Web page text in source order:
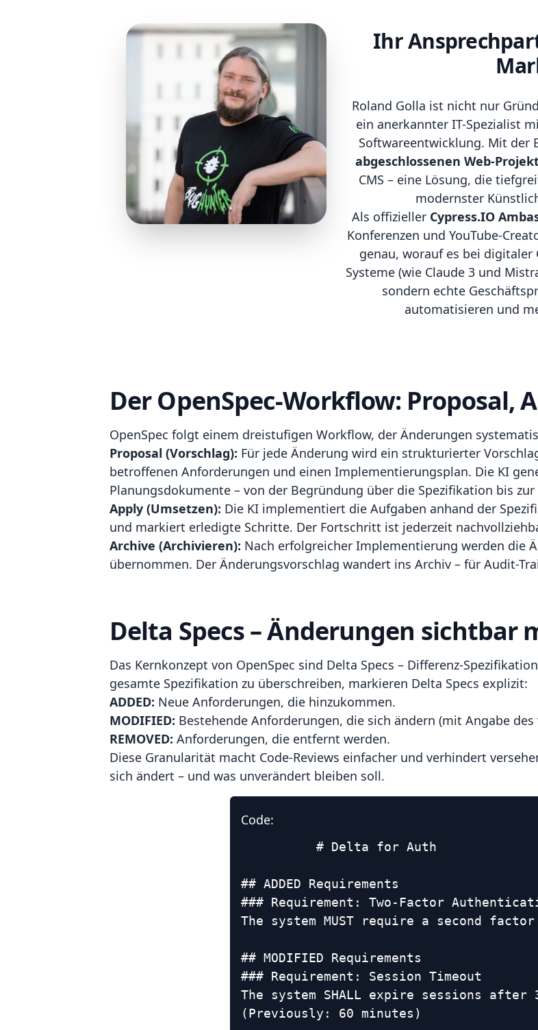
Ihr
Roland Golla ist nicht nur
ein anerkannter IT-Spezialist
Softwareentwicklung. Mit der
abgeschlossenen Web-
CMS – eine Lösung, die
modernster
Als offizieller Cypress.IO
Konferenzen und YouTube-
genau, worauf es bei
Systeme (wie Claude 3 und
sondern echte
automatisieren und
Der OpenSpec-Workflow: Proposal,
OpenSpec folgt einem dreistufigen Workflow, der Änderungen
Proposal (Vorschlag): Für jede Änderung wird ein strukturierter
betroffenen Anforderungen und einen Implementierungsplan. Die KI
Planungsdokumente – von der Begründung über die Spezifikation bis
Apply (Umsetzen): Die KI implementiert die Aufgaben anhand der
und markiert erledigte Schritte. Der Fortschritt ist jederzeit
Archive (Archivieren): Nach erfolgreicher Implementierung werden die
übernommen. Der Änderungsvorschlag wandert ins Archiv – für Audit-
Delta Specs – Änderungen sichtbar
Das Kernkonzept von OpenSpec sind Delta Specs – Differenz-
gesamte Spezifikation zu überschreiben, markieren Delta Specs explizit:
ADDED: Neue Anforderungen, die hinzukommen.
MODIFIED: Bestehende Anforderungen, die sich ändern (mit Angabe
REMOVED: Anforderungen, die entfernt werden.
Diese Granularität macht Code-Reviews einfacher und verhindert
sich ändert – und was unverändert bleiben soll.
Code:
# Delta for Auth
## ADDED Requirements
### Requirement: Two-Factor
The system MUST require a second
## MODIFIED Requirements
### Requirement: Session Timeout
The system SHALL expire sessions after
(Previously: 60 minutes)